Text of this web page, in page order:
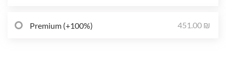
Premium (+100%) 451.00 ₪